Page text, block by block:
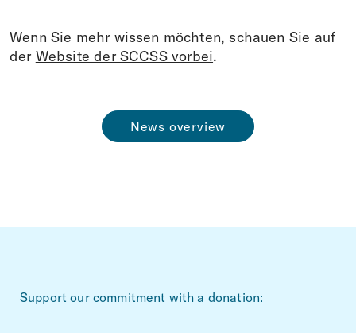
Wenn Sie mehr wissen möchten, schauen Sie auf
der Website der SCCSS vorbei.
News overview
Support our commitment with a donation: